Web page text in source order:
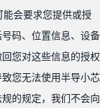
会要求您提供或授
码、位置信息、设备
您对这些信息的授权
您无法使用半导小芯
的规定，我们不会向